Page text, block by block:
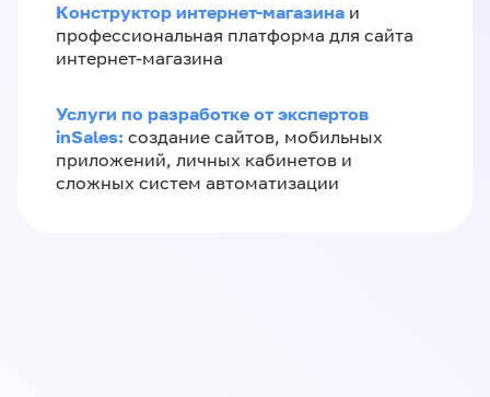
Конструктор интернет-магазина и
профессиональная платформа для сайта
интернет-магазина
Услуги по разработке от экспертов
inSales: создание сайтов, мобильных
приложений, личных кабинетов и
сложных систем автоматизации